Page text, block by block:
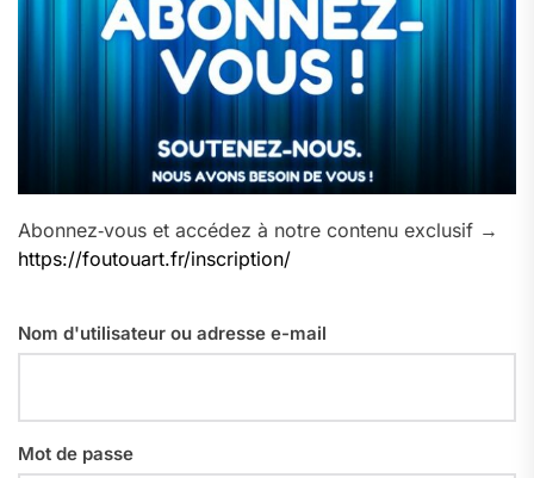
Abonnez‑vous et accédez à notre contenu exclusif →
https://foutouart.fr/inscription/
Nom d'utilisateur ou adresse e-mail
Mot de passe